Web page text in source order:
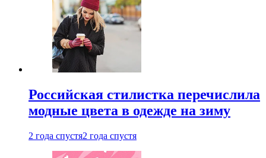
Российская стилистка перечислила
модные цвета в одежде на зиму
2 года спустя2 года спустя